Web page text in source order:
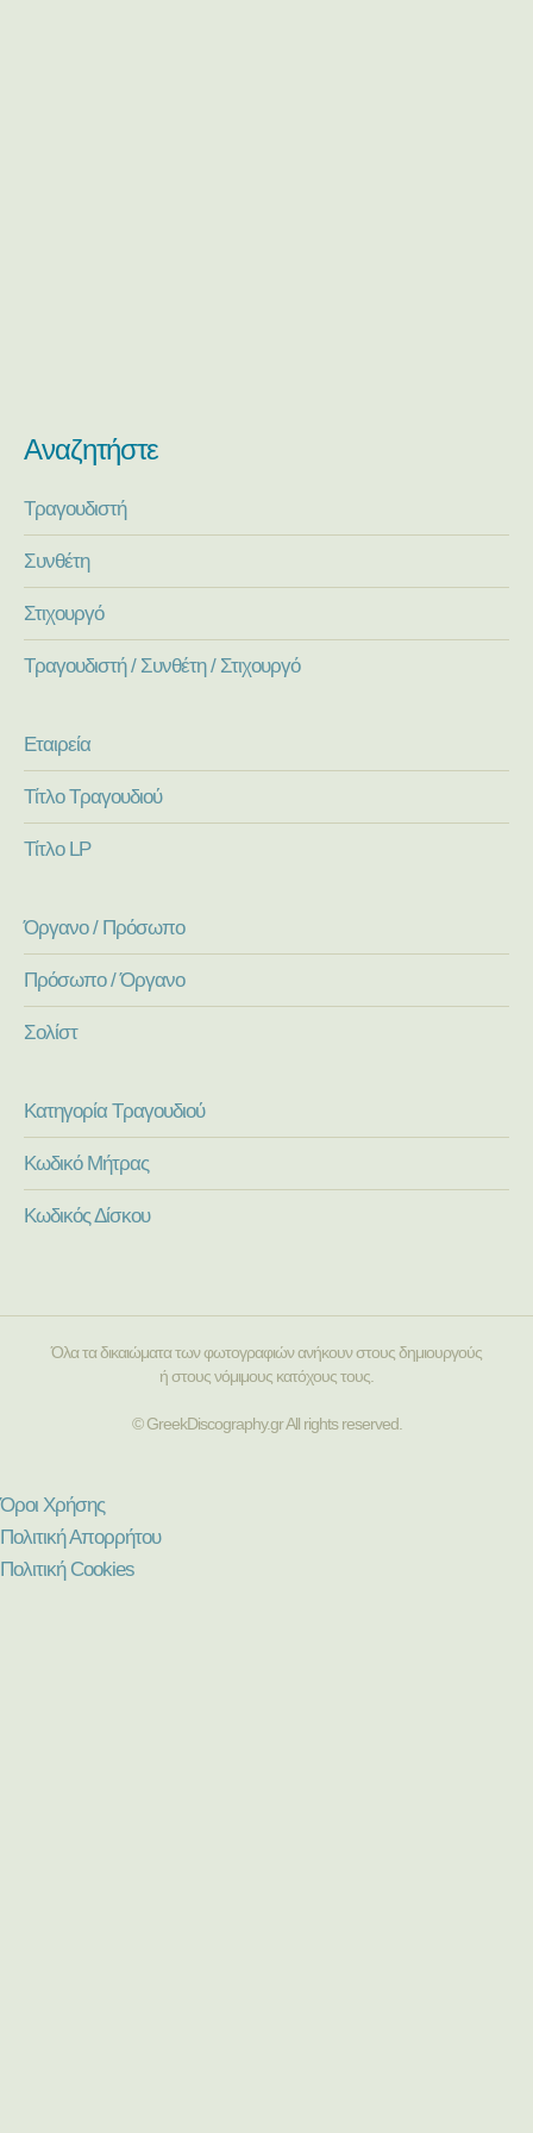
Αναζητήστε
Τραγουδιστή
Συνθέτη
Στιχουργό
Τραγουδιστή / Συνθέτη / Στιχουργό
Εταιρεία
Τίτλο Τραγουδιού
Τίτλο LP
Όργανο / Πρόσωπο
Πρόσωπο / Όργανο
Σολίστ
Κατηγορία Τραγουδιού
Κωδικό Μήτρας
Κωδικός Δίσκου
Όλα τα δικαιώματα των φωτογραφιών ανήκουν στους δημιουργούς
ή στους νόμιμους κατόχους τους.
© GreekDiscography.gr All rights reserved.
Όροι Χρήσης
Πολιτική Απορρήτου
Πολιτική Cookies